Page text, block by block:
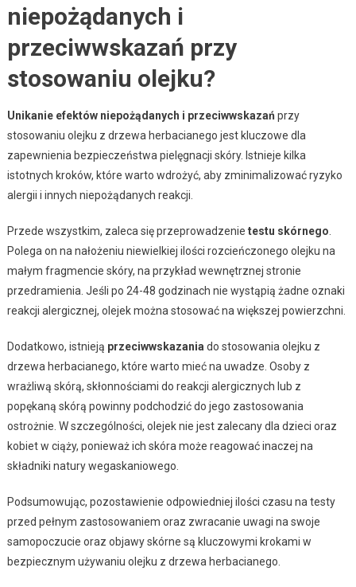
niepożądanych i
przeciwwskazań przy
stosowaniu olejku?
Unikanie efektów niepożądanych i przeciwwskazań przy
stosowaniu olejku z drzewa herbacianego jest kluczowe dla
zapewnienia bezpieczeństwa pielęgnacji skóry. Istnieje kilka
istotnych kroków, które warto wdrożyć, aby zminimalizować ryzyko
alergii i innych niepożądanych reakcji.
Przede wszystkim, zaleca się przeprowadzenie testu skórnego
Polega on na nałożeniu niewielkiej ilości rozcieńczonego olejku na
małym fragmencie skóry, na przykład wewnętrznej stronie
przedramienia. Jeśli po 24-48 godzinach nie wystąpią żadne oznaki
reakcji alergicznej, olejek można stosować na większej powierzchni.
Dodatkowo, istnieją przeciwwskazania do stosowania olejku z
drzewa herbacianego, które warto mieć na uwadze. Osoby z
wrażliwą skórą, skłonnościami do reakcji alergicznych lub z
popękaną skórą powinny podchodzić do jego zastosowania
ostrożnie. W szczególności, olejek nie jest zalecany dla dzieci oraz
kobiet w ciąży, ponieważ ich skóra może reagować inaczej na
składniki natury wegaskaniowego.
Podsumowując, pozostawienie odpowiedniej ilości czasu na testy
przed pełnym zastosowaniem oraz zwracanie uwagi na swoje
samopoczucie oraz objawy skórne są kluczowymi krokami w
bezpiecznym używaniu olejku z drzewa herbacianego.